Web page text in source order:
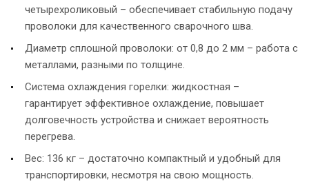
четырехроликовый – обеспечивает стабильную подачу
проволоки для качественного сварочного шва.
Диаметр сплошной проволоки: от 0,8 до 2 мм – работа с
металлами, разными по толщине.
Система охлаждения горелки: жидкостная –
гарантирует эффективное охлаждение, повышает
долговечность устройства и снижает вероятность
перегрева.
Вес: 136 кг – достаточно компактный и удобный для
транспортировки, несмотря на свою мощность.